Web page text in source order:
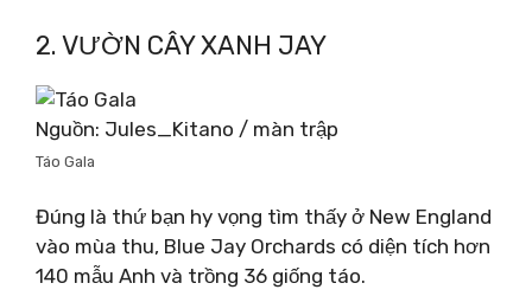
2. VƯỜN CÂY XANH JAY
Nguồn: Jules_Kitano / màn trập
Táo Gala
Đúng là thứ bạn hy vọng tìm thấy ở New England
vào mùa thu, Blue Jay Orchards có diện tích hơn
140 mẫu Anh và trồng 36 giống táo.